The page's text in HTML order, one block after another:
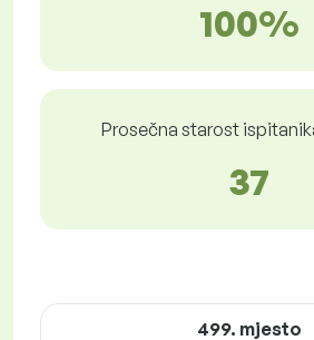
100%
Prosečna starost
37
499. mjesto